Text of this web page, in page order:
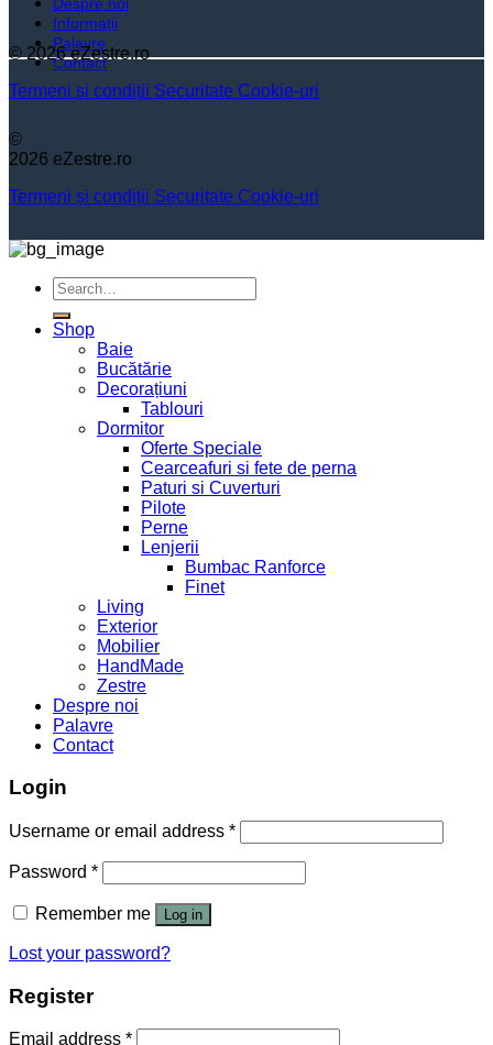
Informații
Palavre
Contact
© 2026 eZestre.ro
Termeni și condiții Securitate Cookie-uri
©
2026 eZestre.ro
Termeni și condiții Securitate Cookie-uri
Search
for:
Shop
Baie
Bucătărie
Decorațiuni
Tablouri
Dormitor
Oferte Speciale
Cearceafuri si fete de perna
Paturi si Cuverturi
Pilote
Perne
Lenjerii
Bumbac Ranforce
Finet
Living
Exterior
Mobilier
HandMade
Zestre
Despre noi
Palavre
Contact
Login
Username or email address *
Password *
Remember me Log in
Lost your password?
Register
Email address *